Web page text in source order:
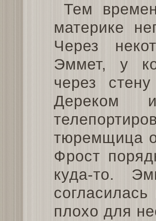
Тем
материке
Через
Эммет, у
через
Дереком
тюремщица
Фрост
куда-то.
плохо для